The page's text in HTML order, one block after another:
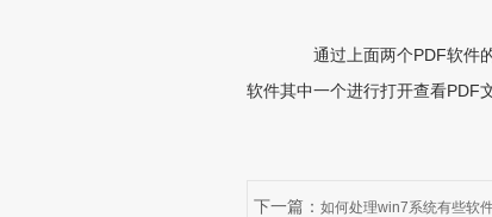
通过上面两个PDF软件的
软件其中一个进行打开查看PDF
下一篇： 如何处理win7系统有些软